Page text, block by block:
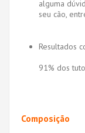
alguma
seu cão,
Resultados
91% dos
Composição